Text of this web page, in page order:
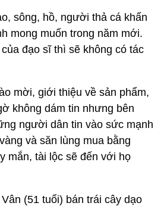
sông, hồ, người thả cá khấn
mong muốn trong năm mới.
đạo sĩ thì sẽ không có tác
mời, giới thiệu về sản phẩm,
không dám tin nhưng bên
người dân tin vào sức mạnh
và săn lùng mua bằng
mắn, tài lộc sẽ đến với họ
(51 tuổi) bán trái cây dạo